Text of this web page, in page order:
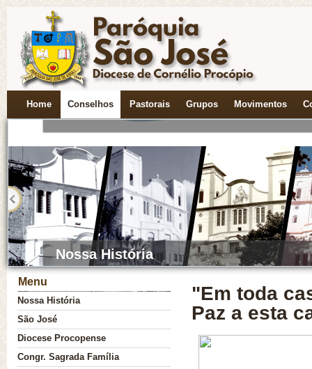
Home Conselhos Pastorais Grupos Movimentos
Nossa História
Cada Comunidade uma Nova Vocação
Novena a Nossa S. do Perpétuo
"Em toda
Paz a esta
Menu
Nossa História
São José
Diocese Procopense
Congr. Sagrada Família